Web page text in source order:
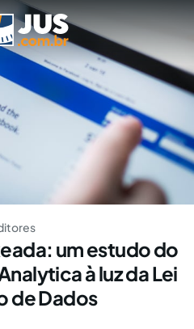
um estudo do
à luz da Lei
de Dados